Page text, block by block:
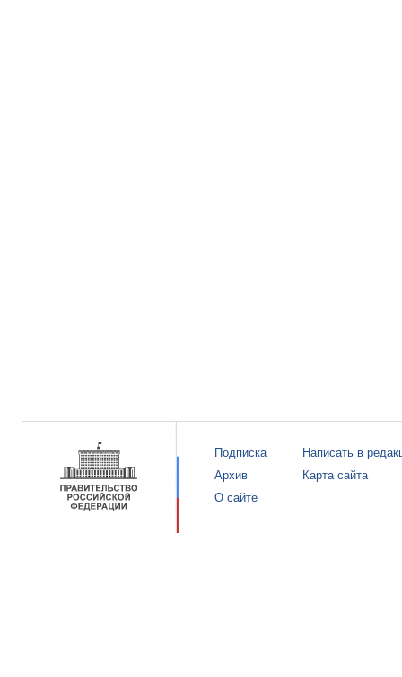
Подписка
Архив
О сайте
Написать в
Карта сайта